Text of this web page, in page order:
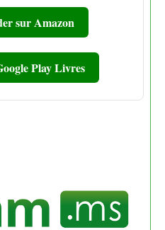
sur Amazon
Play Livres